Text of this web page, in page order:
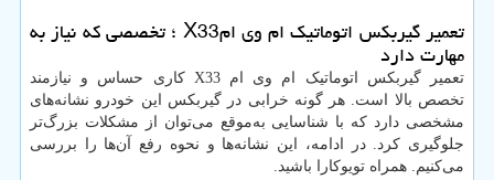
تعمیر گیربکس اتوماتیک ام وی امX33 ؛ تخصصی که نیاز به
مهارت دارد
تعمیر گیربکس اتوماتیک ام وی ام X33کاری حساس و نیازمند
تخصص بالا است. هر گونه خرابی در گیربکس این خودرو نشانه‌های
مشخصی دارد که با شناسایی به‌موقع می‌توان از مشکلات بزرگ‌تر
جلوگیری کرد. در ادامه، این نشانه‌ها و نحوه رفع آن‌ها را بررسی
می‌کنیم. همراه تویوکارا باشید.